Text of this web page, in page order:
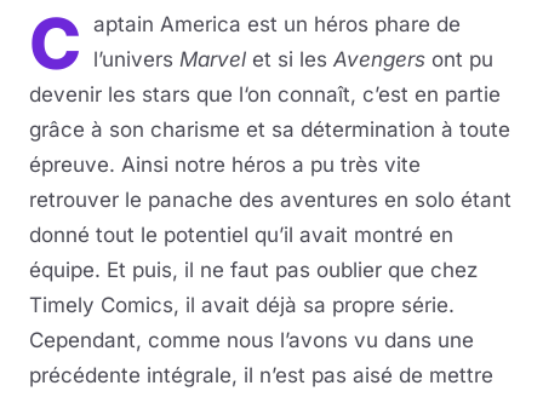
C aptain America est un héros phare de
l’univers Marvel et si les Avengers ont pu
devenir les stars que l‘on connaît, c’est en partie
grâce à son charisme et sa détermination à toute
épreuve. Ainsi notre héros a pu très vite
retrouver le panache des aventures en solo étant
donné tout le potentiel qu’il avait montré en
équipe. Et puis, il ne faut pas oublier que chez
Timely Comics, il avait déjà sa propre série.
Cependant, comme nous l’avons vu dans une
précédente intégrale, il n’est pas aisé de mettre